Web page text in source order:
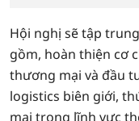
Hội nghị sẽ tập
gồm, hoàn thiện cơ
thương mại và đầu
logistics biên giới,
mại trong lĩnh vực